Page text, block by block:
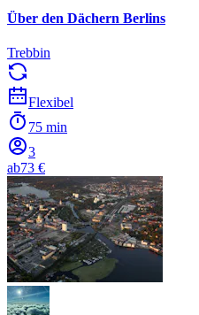
Über den Dächern Berlins
Trebbin
Flexibel
75 min
3
ab73 €